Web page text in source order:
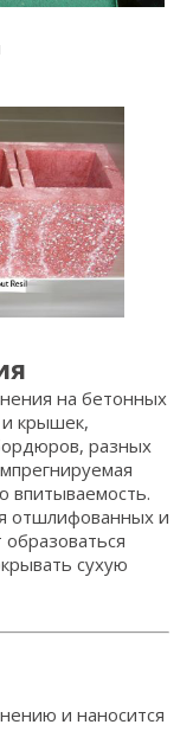
на бетонных
и крышек,
разных
впитываемость.
отшлифованных и
сухую
и наносится